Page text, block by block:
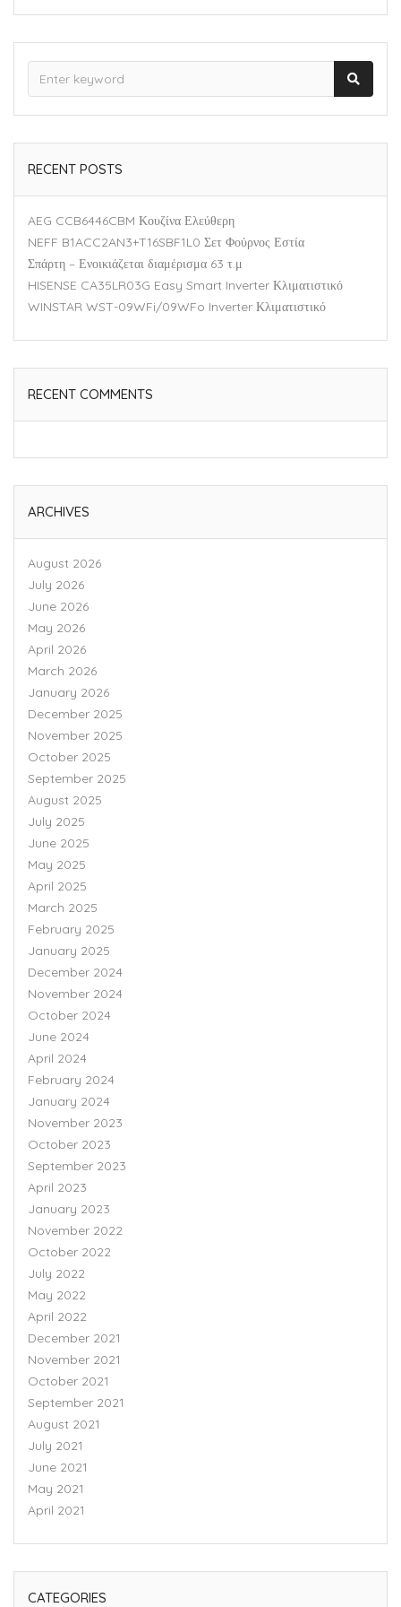
RECENT POSTS
AEG CCB6446CBM Κουζίνα Ελεύθερη
NEFF B1ACC2AN3+T16SBF1L0 Σετ Φούρνος Εστία
Σπάρτη – Ενοικιάζεται διαμέρισμα 63 τ.μ
HISENSE CA35LR03G Easy Smart Inverter Κλιματιστικό
WINSTAR WST-09WFi/09WFo Inverter Κλιματιστικό
RECENT COMMENTS
ARCHIVES
August 2026
July 2026
June 2026
May 2026
April 2026
March 2026
January 2026
December 2025
November 2025
October 2025
September 2025
August 2025
July 2025
June 2025
May 2025
April 2025
March 2025
February 2025
January 2025
December 2024
November 2024
October 2024
June 2024
April 2024
February 2024
January 2024
November 2023
October 2023
September 2023
April 2023
January 2023
November 2022
October 2022
July 2022
May 2022
April 2022
December 2021
November 2021
October 2021
September 2021
August 2021
July 2021
June 2021
May 2021
April 2021
CATEGORIES